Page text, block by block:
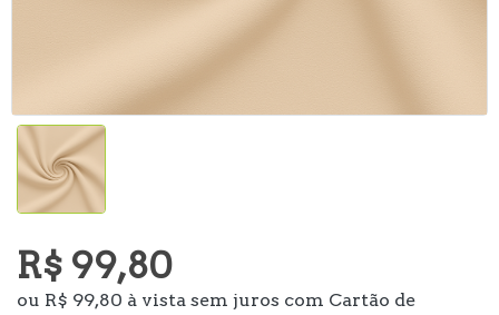
R$ 99,80
ou R$ 99,80 à vista sem juros com Cartão de